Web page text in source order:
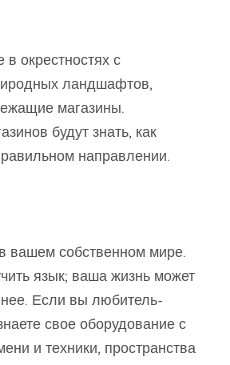
окрестностях с
ландшафтов,
магазины.
будут знать, как
направлении.
вашем собственном мире.
язык; ваша жизнь может
Если вы любитель-
свое оборудование с
и техники, пространства